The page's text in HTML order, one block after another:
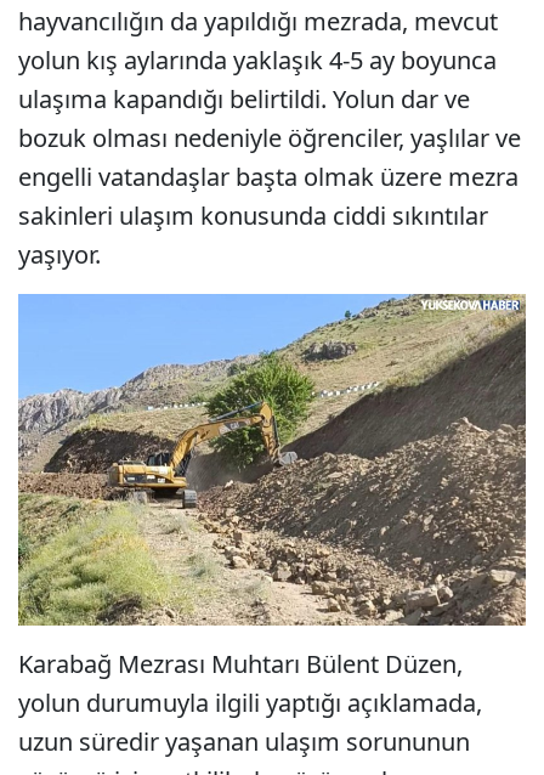
hayvancılığın da yapıldığı mezrada, mevcut
yolun kış aylarında yaklaşık 4-5 ay boyunca
ulaşıma kapandığı belirtildi. Yolun dar ve
bozuk olması nedeniyle öğrenciler, yaşlılar ve
engelli vatandaşlar başta olmak üzere mezra
sakinleri ulaşım konusunda ciddi sıkıntılar
yaşıyor.
Karabağ Mezrası Muhtarı Bülent Düzen,
yolun durumuyla ilgili yaptığı açıklamada,
uzun süredir yaşanan ulaşım sorununun